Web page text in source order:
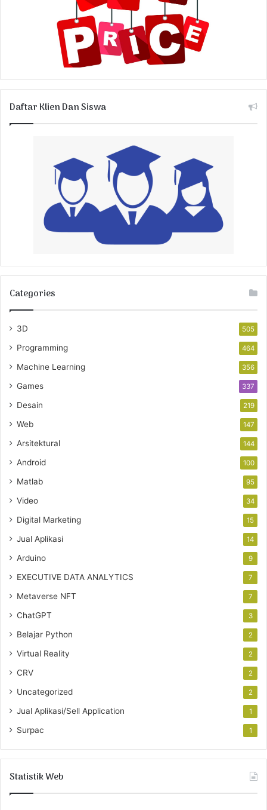
Daftar Klien Dan Siswa
Categories
3D 505
Programming 464
Machine Learning 356
Games 337
Desain 219
Web 147
Arsitektural 144
Android 100
Matlab 95
Video 34
Digital Marketing 15
Jual Aplikasi 14
Arduino 9
EXECUTIVE DATA ANALYTICS 7
Metaverse NFT 7
ChatGPT 3
Belajar Python 2
Virtual Reality 2
CRV 2
Uncategorized 2
Jual Aplikasi/Sell Application 1
Surpac 1
Statistik Web